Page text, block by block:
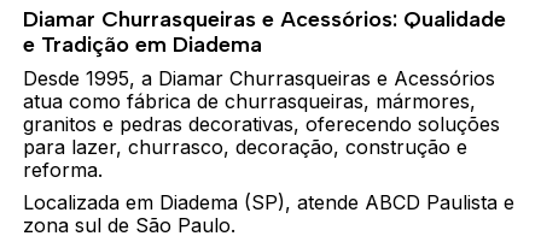
Diamar Churrasqueiras e Acessórios: Qualidade
e Tradição em Diadema
Desde 1995, a Diamar Churrasqueiras e Acessórios
atua como fábrica de churrasqueiras, mármores,
granitos e pedras decorativas, oferecendo soluções
para lazer, churrasco, decoração, construção e
reforma.
Localizada em Diadema (SP), atende ABCD Paulista e
zona sul de São Paulo.